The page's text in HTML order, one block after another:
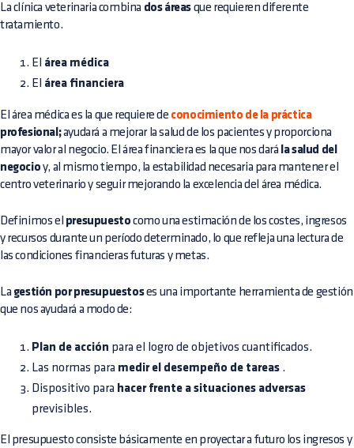
La clínica veterinaria combina dos áreas que requieren diferente
tratamiento.
El área médica
El área financiera
El área médica es la que requiere de conocimiento de la práctica
profesional;ayudará a mejorar la salud de los pacientes y proporciona
mayor valor al negocio. El área financiera es la que nos dará la salud del
negocio y, al mismo tiempo, la estabilidad necesaria para mantener el
centro veterinario y seguir mejorando la excelencia del área médica.
Definimos el presupuesto como una estimación de los costes, ingresos
y recursos durante un período determinado, lo que refleja una lectura de
las condiciones financieras futuras y metas.
La gestión por presupuestoses una importante herramienta de gestión
que nos ayudará a modo de:
Plan de acción para el logro de objetivos cuantificados.
Las normas para medir el desempeño de tareas .
Dispositivo para hacer frente a situaciones adversas
previsibles.
El presupuesto consiste básicamente en proyectar a futuro los ingresos y